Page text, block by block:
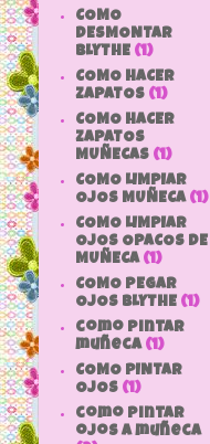
COMO
DESMONTAR
BLYTHE (1)
COMO HACER
ZAPATOS (1)
COMO HACER
ZAPATOS
MUÑECAS (1)
COMO LIMPIAR
OJOS MUÑECA (1)
COMO LIMPIAR
OJOS OPACOS DE
MUÑECA (1)
COMO PEGAR
OJOS BLYTHE (1)
como pintar
muñeca (1)
COMO PINTAR
OJOS (1)
como pintar
ojos a muñeca